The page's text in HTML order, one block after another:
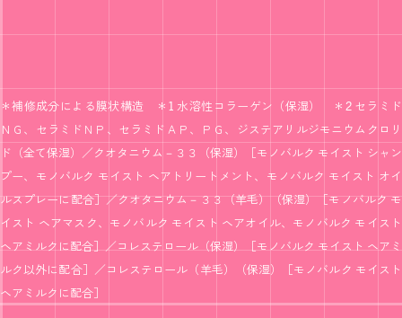
＊補修成分による膜状構造 ＊1 水溶性コラーゲン（保湿） ＊2 セラミド
ＮＧ、セラミドＮＰ、セラミドＡＰ、ＰＧ、ジステアリルジモニウムクロリ
ド（全て保湿）／クオタニウム－３３（保湿）［モノバルク モイスト シャン
プー、モノバルク モイスト ヘアトリートメント、モノバルク モイスト オイ
ルスプレーに配合］／クオタニウム－３３（羊毛）（保湿）［モノバルク モ
イスト ヘアマスク、モノバルク モイスト ヘアオイル、モノバルク モイスト
ヘアミルクに配合］／コレステロール（保湿）［モノバルク モイスト ヘアミ
ルク以外に配合］／コレステロール（羊毛）（保湿）［モノバルク モイスト
ヘアミルクに配合］